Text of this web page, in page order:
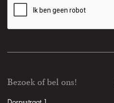
Bezoek of bel ons!